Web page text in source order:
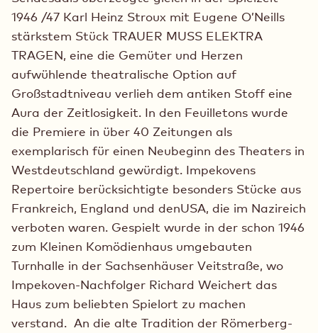
1946 /47 Karl Heinz Stroux mit Eugene O’Neills
stärkstem Stück TRAUER MUSS ELEKTRA
TRAGEN, eine die Gemüter und Herzen
aufwühlende theatralische Option auf
Großstadtniveau verlieh dem antiken Stoff eine
Aura der Zeitlosigkeit. In den Feuilletons wurde
die Premiere in über 40 Zeitungen als
exemplarisch für einen Neubeginn des Theaters in
Westdeutschland gewürdigt. Impekovens
Repertoire berücksichtigte besonders Stücke aus
Frankreich, England und denUSA, die im Nazireich
verboten waren. Gespielt wurde in der schon 1946
zum Kleinen Komödienhaus umgebauten
Turnhalle in der Sachsenhäuser Veitstraße, wo
Impekoven-Nachfolger Richard Weichert das
Haus zum beliebten Spielort zu machen
verstand. An die alte Tradition der Römerberg-